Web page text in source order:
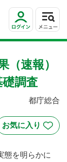
（速報）
調査
都庁総合
態を明らかに